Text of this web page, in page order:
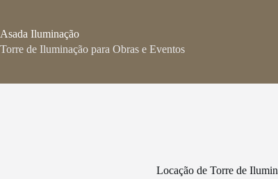
o
conteúdo
Asada Iluminação
Torre de Iluminação para Obras e Eventos
Locação de Torre de